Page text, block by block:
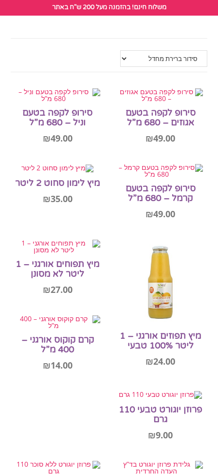
משלוח חינם! בהזמנה מעל 200 ש"ח באתר
סירופ לקפה בטעם
אגוזים – 680 מ”ל
₪49.00
הוספה לסל
סירופ לקפה בטעם
וניל – 680 מ”ל
₪49.00
הוספה לסל
סירופ לקפה בטעם
קרמל – 680 מ”ל
₪49.00
הוספה לסל
מיץ לימון סחוט 2 ליטר
₪35.00
הוספה לסל
אזל המלאי
מיץ תפוזים אורגני – 1
ליטר 100% טבעי
₪24.00
מידע נוסף
מיץ תפוחים אורגני – 1
ליטר לא מסונן
₪27.00
קרם קוקוס אורגני –
400 מ”ל
₪14.00
פרוזן יוגורט טבעי 110
גרם
₪9.00